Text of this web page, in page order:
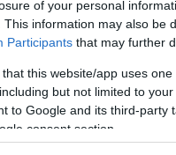
of your personal
This information may also be
Participants that may further
that this website/app uses
but not limited to
to Google and its third-party
consent section.
las
ha capturado la
evolucionado de ser
y un medio de
manejan su dinero,